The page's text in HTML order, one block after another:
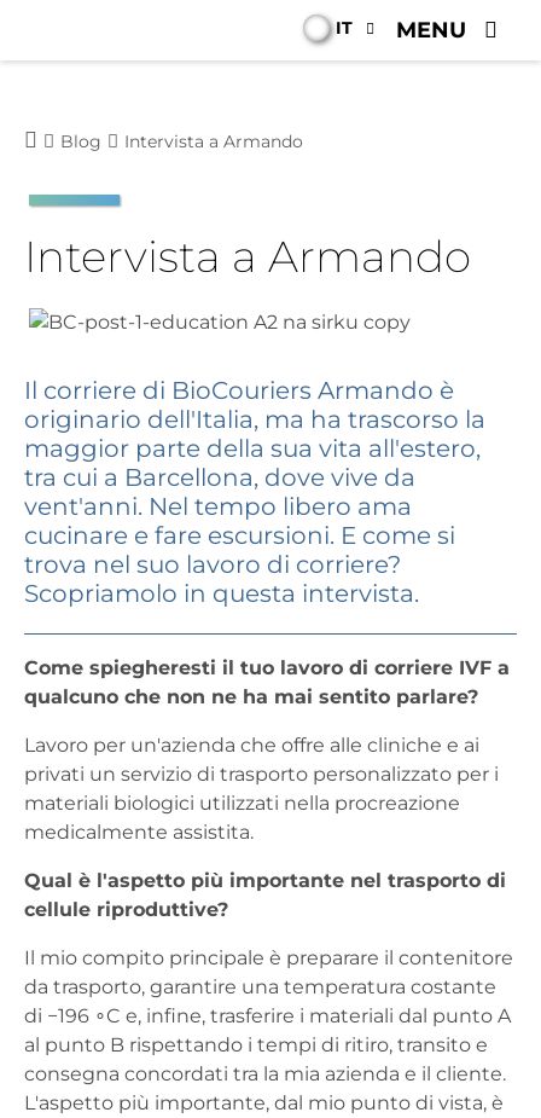
Blog Intervista a Armando
Intervista a Armando
Il corriere di BioCouriers Armando è
originario dell'Italia, ma ha trascorso la
maggior parte della sua vita all'estero,
tra cui a Barcellona, dove vive da
vent'anni. Nel tempo libero ama
cucinare e fare escursioni. E come si
trova nel suo lavoro di corriere?
Scopriamolo in questa intervista.
Come spiegheresti il tuo lavoro di corriere IVF a
qualcuno che non ne ha mai sentito parlare?
Lavoro per un'azienda che offre alle cliniche e ai
privati un servizio di trasporto personalizzato per i
materiali biologici utilizzati nella procreazione
medicalmente assistita.
Qual è l'aspetto più importante nel trasporto di
cellule riproduttive?
Il mio compito principale è preparare il contenitore
da trasporto, garantire una temperatura costante
di −196 ∘C e, infine, trasferire i materiali dal punto A
al punto B rispettando i tempi di ritiro, transito e
consegna concordati tra la mia azienda e il cliente.
L'aspetto più importante, dal mio punto di vista, è
IT MENU